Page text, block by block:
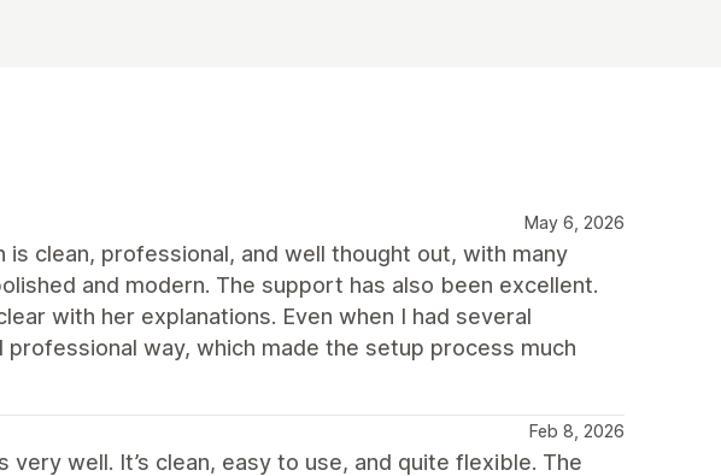
May 6, 2026
is clean, professional, and well thought out, with many
and modern. The support has also been excellent.
with her explanations. Even when I had several
way, which made the setup process much
Feb 8, 2026
well. It’s clean, easy to use, and quite flexible. The